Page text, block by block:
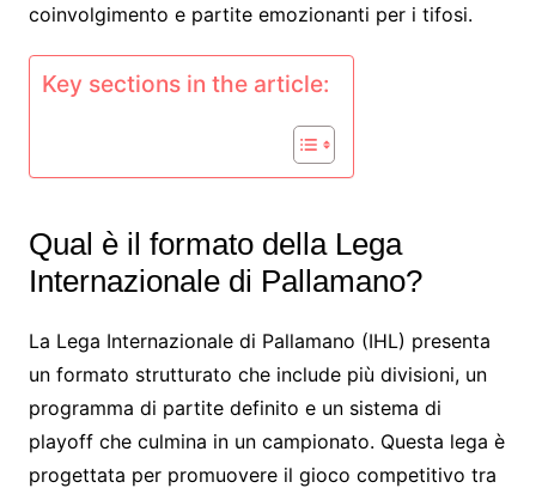
coinvolgimento e partite emozionanti per i tifosi.
Key sections in the article:
Qual è il formato della Lega
Internazionale di Pallamano?
La Lega Internazionale di Pallamano (IHL) presenta
un formato strutturato che include più divisioni, un
programma di partite definito e un sistema di
playoff che culmina in un campionato. Questa lega è
progettata per promuovere il gioco competitivo tra